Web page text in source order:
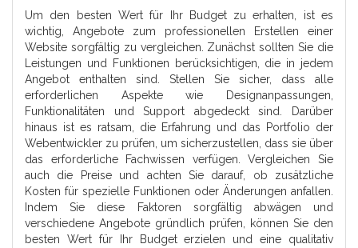
Um den besten Wert für Ihr Budget zu erhalten, ist es
wichtig, Angebote zum professionellen Erstellen einer
Website sorgfältig zu vergleichen. Zunächst sollten Sie die
Leistungen und Funktionen berücksichtigen, die in jedem
Angebot enthalten sind. Stellen Sie sicher, dass alle
erforderlichen Aspekte wie Designanpassungen,
Funktionalitäten und Support abgedeckt sind. Darüber
hinaus ist es ratsam, die Erfahrung und das Portfolio der
Webentwickler zu prüfen, um sicherzustellen, dass sie über
das erforderliche Fachwissen verfügen. Vergleichen Sie
auch die Preise und achten Sie darauf, ob zusätzliche
Kosten für spezielle Funktionen oder Änderungen anfallen.
Indem Sie diese Faktoren sorgfältig abwägen und
verschiedene Angebote gründlich prüfen, können Sie den
besten Wert für Ihr Budget erzielen und eine qualitativ